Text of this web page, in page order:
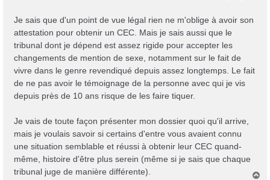
Je sais que d'un point de vue légal rien ne m'oblige à avoir son
attestation pour obtenir un CEC. Mais je sais aussi que le
tribunal dont je dépend est assez rigide pour accepter les
changements de mention de sexe, notamment sur le fait de
vivre dans le genre revendiqué depuis assez longtemps. Le fait
de ne pas avoir le témoignage de la personne avec qui je vis
depuis près de 10 ans risque de les faire tiquer.
Je vais de toute façon présenter mon dossier quoi qu'il arrive,
mais je voulais savoir si certains d'entre vous avaient connu
une situation semblable et réussi à obtenir leur CEC quand-
même, histoire d'être plus serein (même si je sais que chaque
tribunal juge de manière différente).